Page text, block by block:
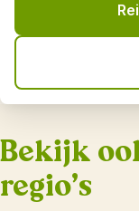
Bekijk
regio's